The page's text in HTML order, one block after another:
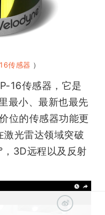
传感器 ）
16传感器，它是
最小、最新也最先
位的传感器功能更
光雷达领域突破
3D远程以及反射